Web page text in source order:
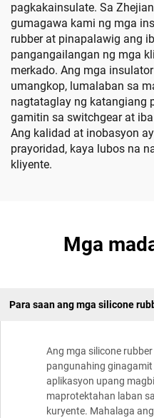
pagkakainsulate. Sa
gumagawa kami ng mga
rubber at pinapalawig ang
pangangailangan ng mga
merkado. Ang mga
umangkop, lumalaban sa
nagtataglay ng katangiang
gamitin sa switchgear at
Ang kalidad at inobasyon
prayoridad, kaya lubos na
kliyente.
Mga
Para saan ang mga silicone
Ang mga silicone
pangunahing
aplikasyon upang
maprotektahan laban
kuryente. Mahalaga